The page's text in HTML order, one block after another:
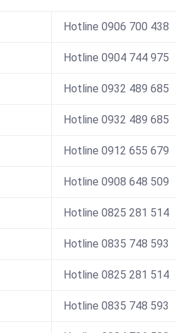
Hotline 0906 700 438
Hotline 0904 744 975
Hotline 0932 489 685
Hotline 0932 489 685
Hotline 0912 655 679
Hotline 0908 648 509
Hotline 0825 281 514
Hotline 0835 748 593
Hotline 0825 281 514
Hotline 0835 748 593